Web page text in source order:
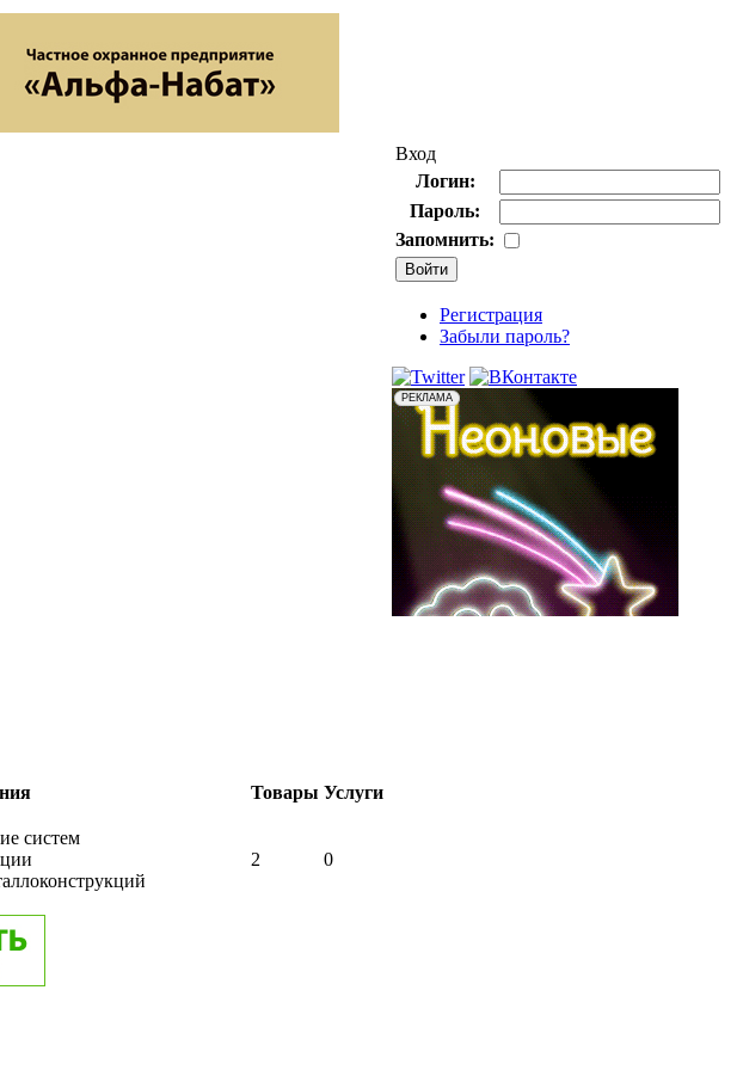
Товары Услуги
систем
2 0
Вход
Логин:
Пароль:
Запомнить:
Регистрация
Забыли пароль?